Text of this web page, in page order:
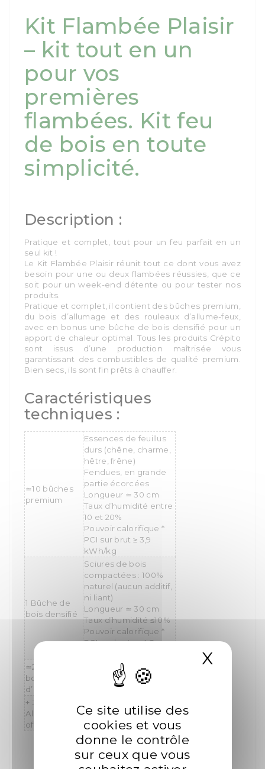
Ce site utilise des
cookies et vous
donne le contrôle
sur ceux que vous
X
Kit Flambée Plaisir
– kit tout en un
pour vos
premières
flambées. Kit feu
de bois en toute
simplicité.
Description :
Pratique et complet, tout pour un feu parfait en un
seul kit !
Le Kit Flambée Plaisir réunit tout ce dont vous avez
besoin pour une ou deux flambées réussies, que ce
soit pour un week-end détente ou pour tester nos
produits.
Pratique et complet, il contient des bûches premium,
du bois d’allumage et des rouleaux d’allume-feux,
avec en bonus une bûche de bois densifié pour un
apport de chaleur optimal. Tous les produits Crépito
sont issus d’une production maîtrisée vous
garantissant des combustibles de qualité premium.
Bien secs, ils sont fin prêts à chauffer.
Caractéristiques
techniques :
≃10 bûches
premium
Essences de feuillus
durs (chêne, charme,
hêtre, frêne)
Fendues, en grande
partie écorcées
Longueur ≃ 30 cm
Taux d’humidité entre
10 et 20%
Pouvoir calorifique *
PCI sur brut ≥ 3,9
kWh/kg
1 Bûche de
bois densifié
Sciures de bois
compactées : 100%
naturel (aucun additif,
ni liant)
Longueur ≃ 30 cm
Taux d’humidité ≤10%
Pouvoir calorifique *
PCI sur brut≃4,8
≃2 Litres de
bois
d’allumage
Bois non traité
Taux d’humidité <15%
+ 3
Allum’Express
offerts
bois imprégnés de
cire végétale